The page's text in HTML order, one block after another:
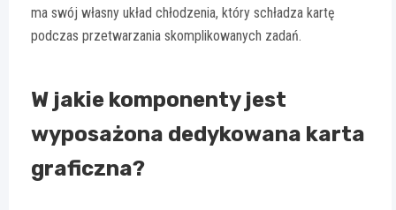
ma swój własny układ chłodzenia, który schładza kartę
podczas przetwarzania skomplikowanych zadań.
W jakie komponenty jest
wyposażona dedykowana karta
graficzna?